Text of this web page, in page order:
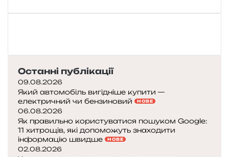
ю
и
т
і
ю
в
У
к
Останні публікації
09.08.2026
Який автомобіль вигідніше купити —
електричний чи бензиновий
НОВЕ
06.08.2026
Як правильно користуватися пошуком Google:
11 хитрощів, які допоможуть знаходити
інформацію швидше
НОВЕ
02.08.2026